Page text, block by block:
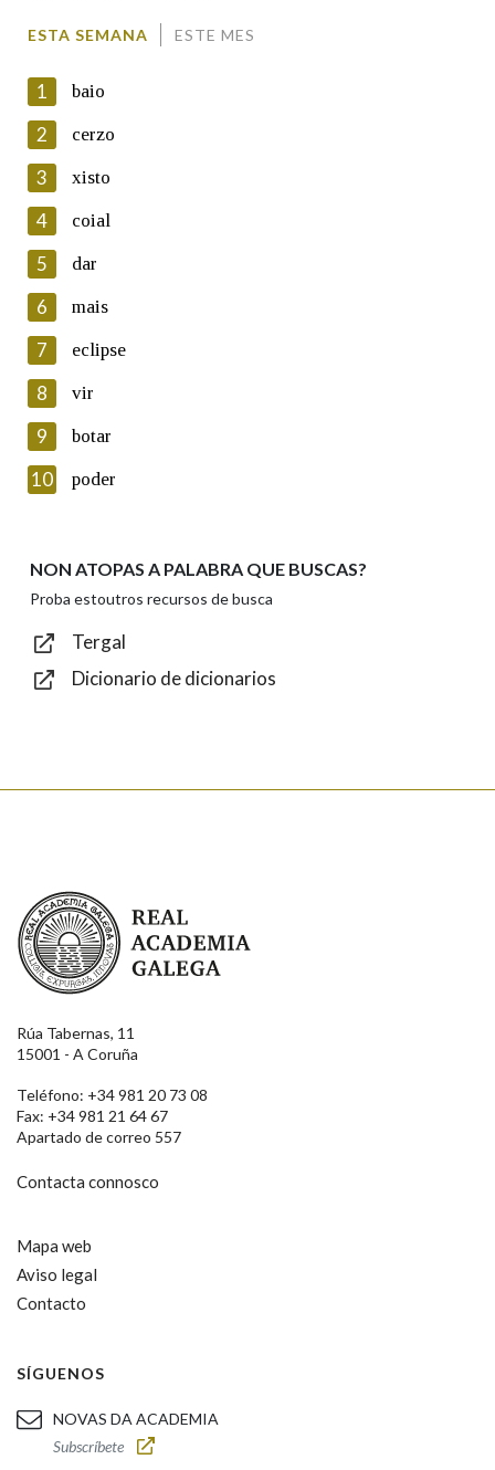
Comentario
En cumprimento da normativa vixente en materia de
Protección de Datos de Carácter Persoal, a Real Academia
Galega informa a aqueles usuarios que faciliten o seu correo
electrónico, así como calquera outra información de carácter
persoal, que estes datos serán obxecto de tratamento
automatizado de carácter confidencial e incorporados aos seus
ficheiros informáticos. Así mesmo, os usuarios poderán exercer o
seu dereito de acceso, rectificación, oposición e cancelación dos
seus datos poñéndose en contacto connosco.
Lin e acepto as condicións da política de
Introduce o código que aparece na imaxe:
Texto de verificación
ESTA SEMANA ESTE MES
1 baio
2 cerzo
3 xisto
4 coial
5 dar
6 mais
7 eclipse
8 vir
9 botar
10 poder
NON ATOPAS A PALABRA QUE BUSCAS?
Proba estoutros recursos de busca
Tergal
Dicionario de dicionarios
Real Academia Galega
Rúa Tabernas, 11
15001 - A Coruña
Teléfono: +34 981 20 73 08
Fax: +34 981 21 64 67
Apartado de correo 557
Contacta connosco
Mapa web
Aviso legal
Contacto
SÍGUENOS
NOVAS DA ACADEMIA
Subscríbete